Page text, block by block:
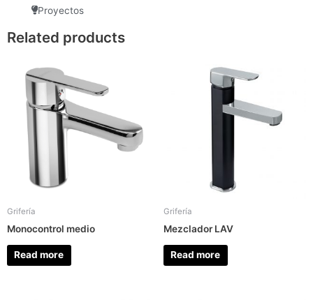
Proyectos
Related products
Grifería
Monocontrol medio
Read more
Grifería
Mezclador LAV
Read more